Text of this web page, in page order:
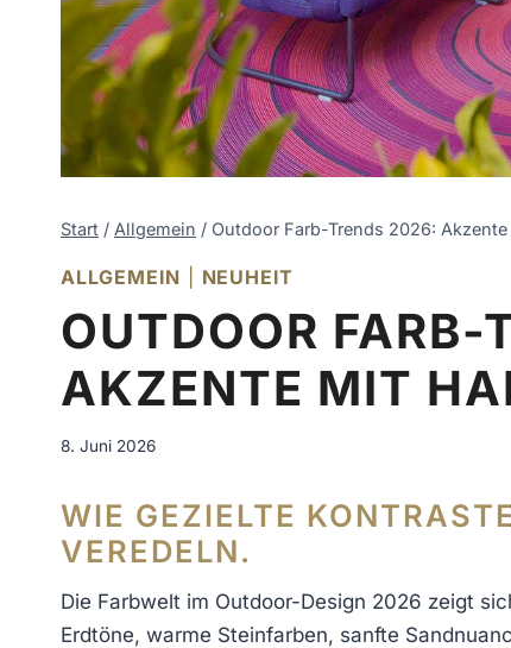
Start / Allgemein / Outdoor Farb-Trends 2026:
ALLGEMEIN NEUHEIT
OUTDOOR
AKZENTE MIT
8. Juni 2026
WIE GEZIELTE
EREDELN.
Die Farbwelt im Outdoor-Design 2026 zeigt
Erdtöne, warme Steinfarben, sanfte